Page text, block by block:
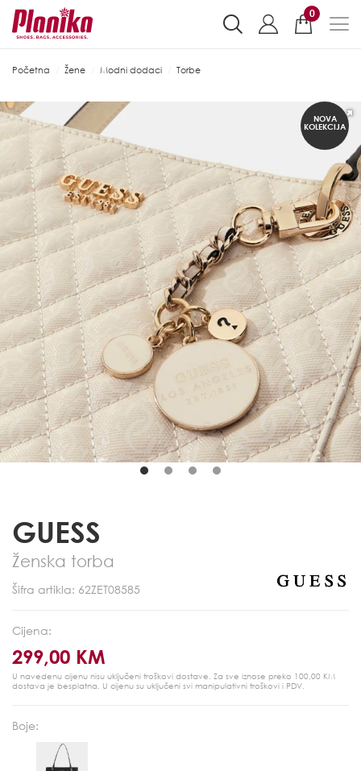
0
Početna Žene Modni dodaci Torbe
NOVA
KOLEKCIJA
GUESS
Ženska torba
Šifra artikla: 62ZET08585
Cijena:
299,00 KM
U navedenu cijenu nisu uključeni troškovi dostave. Za sve iznose preko 100,00 KM
dostava je besplatna. U cijenu su uključeni svi manipulativni troškovi i PDV.
Boje: